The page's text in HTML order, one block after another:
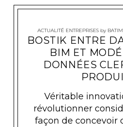
ACTUALITÉ ENTREPRISES by
BOSTIK ENTRE
BIM ET
DONNÉES
Véritable
révolutionner
façon de concevoir